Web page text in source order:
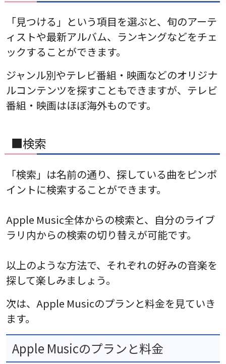
「見つける」という項目を選ぶと、旬のアーテ
ィストや最新アルバム、ランキングなどをチェ
ックすることができます。
ジャンル別やテレビ番組・映画などのオリジナ
ルコンテンツを探すこともできますが、テレビ
番組・映画はほぼ海外ものです。
■検索
「検索」は名前の通り、探している曲をピンポ
イントに検索することができます。
Apple Music全体からの検索と、自分のライブ
ラリ内からの検索の切り替えが可能です。
以上のような方法で、それぞれの好みの音楽を
探して楽しみましょう。
次は、Apple Musicのプランと料金を見ていき
ます。
Apple Musicのプランと料金